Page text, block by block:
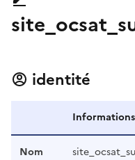
identité
Nom